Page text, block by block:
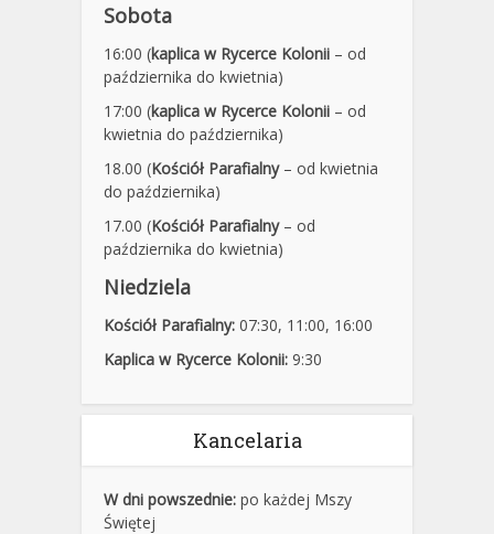
Sobota
16:00 (kaplica w Rycerce Kolonii – od
października do kwietnia)
17:00 (kaplica w Rycerce Kolonii – od
kwietnia do października)
18.00 (Kościół Parafialny– od kwietnia
do października)
17.00 (Kościół Parafialny– od
października do kwietnia)
Niedziela
Kościół Parafialny: 07:30, 11:00, 16:00
Kaplica w Rycerce Kolonii: 9:30
Kancelaria
W dni powszednie: po każdej Mszy
Świętej